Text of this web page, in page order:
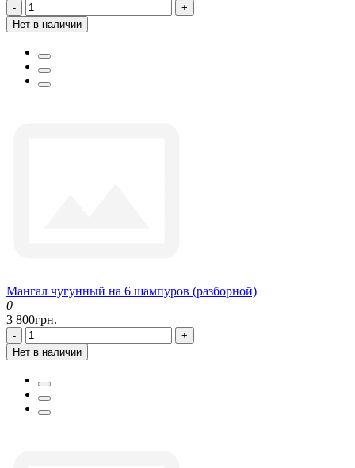
-
+
Нет в наличии
Мангал чугунный на 6 шампуров (разборной)
0
3 800грн.
-
+
Нет в наличии